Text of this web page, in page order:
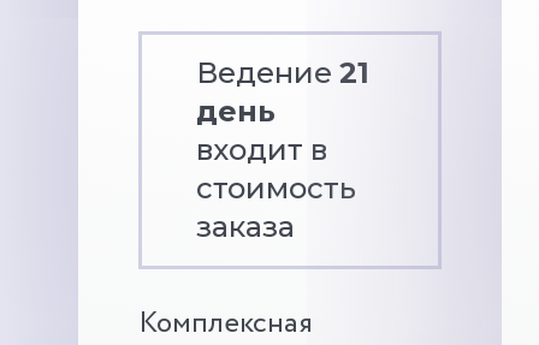
Ведение 21
день
входит в
стоимость
заказа
Комплексная